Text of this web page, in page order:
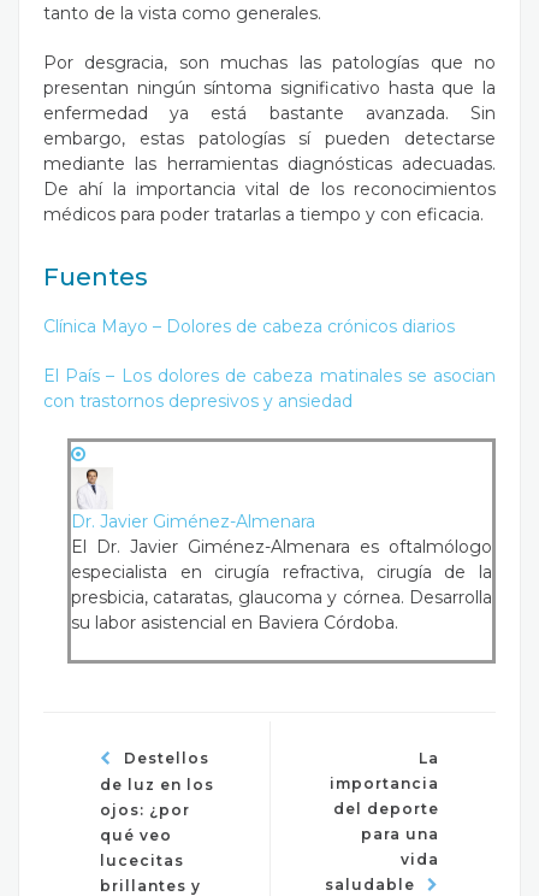
tanto de la vista como generales.
Por desgracia, son muchas las patologías que no
presentan ningún síntoma significativo hasta que la
enfermedad ya está bastante avanzada. Sin
embargo, estas patologías sí pueden detectarse
mediante las herramientas diagnósticas adecuadas.
De ahí la importancia vital de los reconocimientos
médicos para poder tratarlas a tiempo y con eficacia.
Fuentes
Clínica Mayo – Dolores de cabeza crónicos diarios
El País – Los dolores de cabeza matinales se asocian
con trastornos depresivos y ansiedad
Dr. Javier Giménez-Almenara
El Dr. Javier Giménez-Almenara es oftalmólogo
especialista en cirugía refractiva, cirugía de la
presbicia, cataratas, glaucoma y córnea. Desarrolla
su labor asistencial en Baviera Córdoba.
Destellos
de luz en los
ojos: ¿por
qué veo
lucecitas
brillantes y
La
importancia
del deporte
para una
vida
saludable